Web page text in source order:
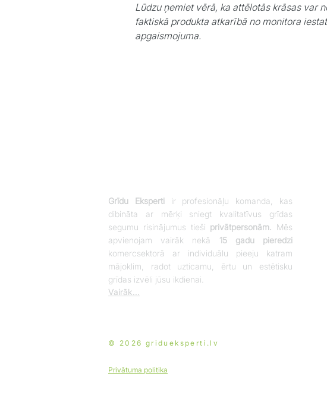
Lūdzu ņemiet vērā, ka attēlotās krāsas var
faktiskā produkta atkarībā no monitora
apgaismojuma.
Grīdu Ekspertiir profesionāļu komanda, kas
dibināta ar mērķi sniegt kvalitatīvus grīdas
segumu risinājumus tieši privātpersonām. Mēs
apvienojam vairāk nekā 15 gadu pieredzi
komercsektorā ar individuālu pieeju katram
mājoklim, radot uzticamu, ērtu un estētisku
grīdas izvēli jūsu ikdienai.
Vairāk...
© 2026 gridueksperti.lv
Privātuma politika